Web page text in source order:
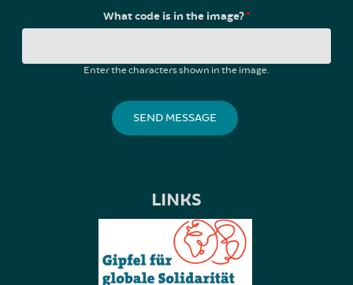
What code is in the image?*
Enter the characters shown in the image.
LINKS